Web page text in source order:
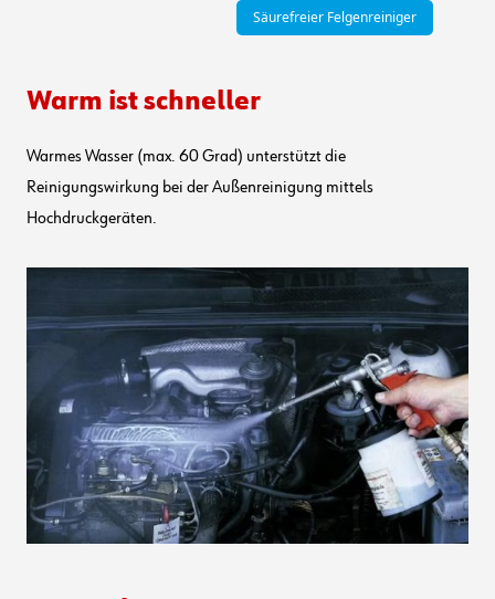
Säurefreier Felgenreiniger
Warm ist schneller
Warmes Wasser (max. 60 Grad) unterstützt die
Reinigungswirkung bei der Außenreinigung mittels
Hochdruckgeräten.